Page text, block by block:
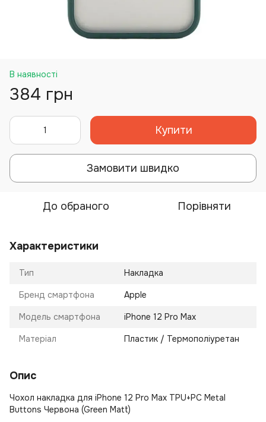
В наявності
384 грн
Купити
Замовити швидко
До обраного Порівняти
Характеристики
Тип Накладка
Бренд смартфона Apple
Модель смартфона iPhone 12 Pro Max
Матеріал Пластик / Термополіуретан
Опис
Чохол накладка для iPhone 12 Pro Max TPU+PC Metal
Buttons Червона (Green Matt)